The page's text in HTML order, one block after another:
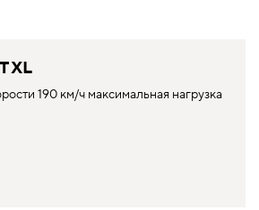
XL
190 км/ч максимальная нагрузка